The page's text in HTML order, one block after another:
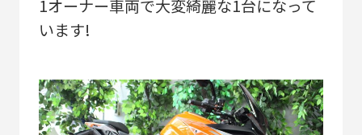
1オーナー車両で大変綺麗な1台になって
います!